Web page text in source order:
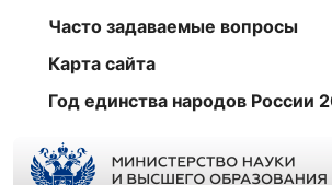
Часто задаваемые вопросы
Карта сайта
Год единства народов России